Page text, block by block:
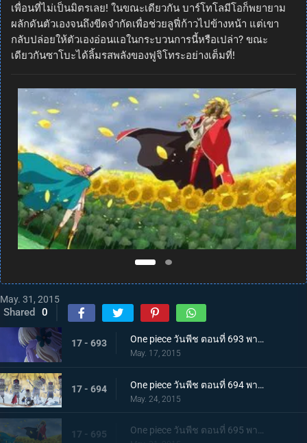
เพื่อนที่ไม่เป็นมิตรเลย! ในขณะเดียวกัน บาร์โทโลมีโอก็พยายาม
ผลักดันตัวเองจนถึงขีดจำกัดเพื่อช่วยลูฟี่ก้าวไปข้างหน้า แต่เขา
กลับปล่อยให้ตัวเองอ่อนแอในกระบวนการนี้หรือเปล่า? ขณะ
เดียวกันซาโบะได้ลิ้มรสพลังของฟูจิโทระอย่างเต็มที่!
May. 31, 2015
Shared 0
17 - 693 One piece วันพีช ตอนที่ 693 พากย์ไทย เจ้าหญิงของคนแคระ ตัวประกันมันเชอรี่
May. 17, 2015
17 - 694 One piece วันพีช ตอนที่ 694 พากย์ไทย ไม่ยอมตาย! กองทัพตุ๊กตาที่น่าสะพรึงกลัว!!!
May. 24, 2015
17 - 695 One piece วันพีช ตอนที่ 695 พากย์ไทย เดิมพันด้วยชีวิต! ลูฟี่คือไพ่ตายแห่งชัยชนะ!!